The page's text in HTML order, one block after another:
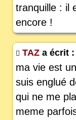
tranquille : il
encore !
TAZ a écrit :
ma vie est
suis englué
qui ne me
meme